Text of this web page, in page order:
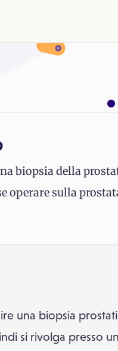
biopsia della
operare sulla
una biopsia
si rivolga presso un